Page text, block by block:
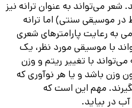
می‌تواند به عنوان ترانه نیز
موسیقی سنتی) اما ترانه
به رعایت پارامترهای شعری
با موسیقی مورد نظر، یک
با تغییر ریتم و وزن
وزن باشد و یا هر نوآوری که
مهم این است که
در بیاید.